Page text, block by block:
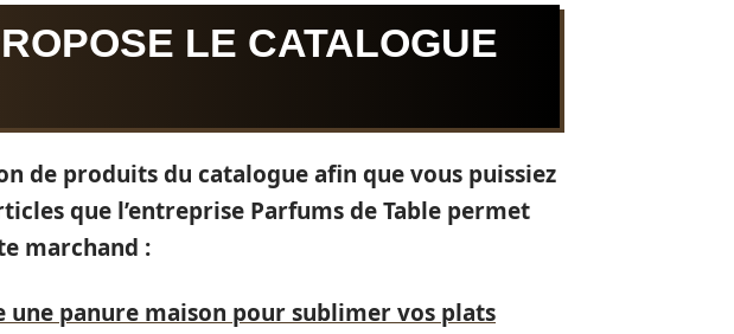
LE CATALOGUE
de produits du catalogue afin que vous puissiez
que l’entreprise Parfums de Table permet
marchand :
une panure maison pour sublimer vos plats